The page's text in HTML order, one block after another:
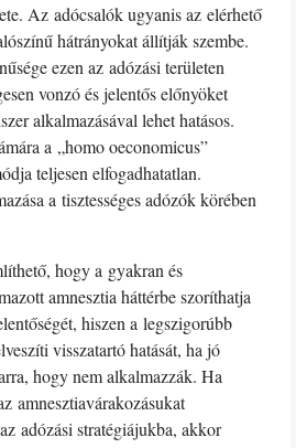
Az adócsalók ugyanis az elérhető
hátrányokat állítják szembe.
ezen az adózási területen
vonzó és jelentős előnyöket
alkalmazásával lehet hatásos.
a „homo oeconomicus”
teljesen elfogadhatatlan.
a tisztességes adózók körében
hogy a gyakran és
amnesztia háttérbe szoríthatja
hiszen a legszigorúbb
visszatartó hatását, ha jó
hogy nem alkalmazzák. Ha
amnesztiavárakozásukat
adózási stratégiájukba, akkor